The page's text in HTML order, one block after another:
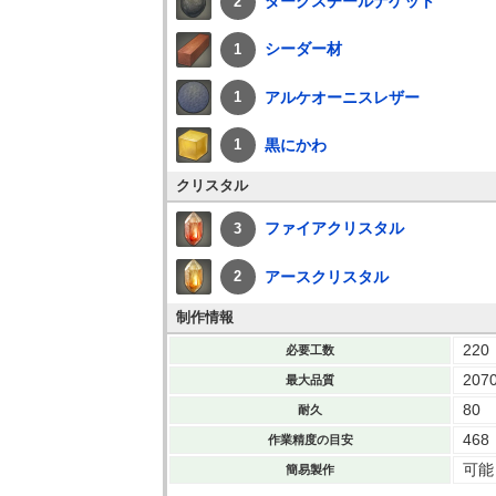
1 シーダー材
1 アルケオーニスレザー
1 黒にかわ
クリスタル
3 ファイアクリスタル
2 アースクリスタル
制作情報
必要工数 220
最大品質
耐久 80
作業精度の目安 468
簡易製作 可能